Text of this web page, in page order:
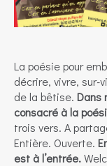
La poésie pour
décrire, vivre, sur-
de la bêtise. Dans
consacré à la
trois vers. A
Entière. Ouverte.
est à l’entrée.